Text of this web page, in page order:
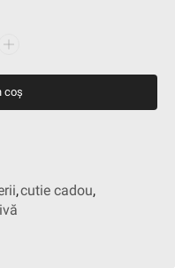
coș
,cutie cadou,